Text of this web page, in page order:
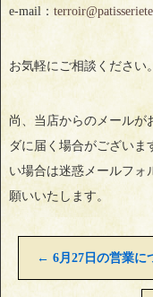
e-mail：
お気軽にご相談ください。
尚、当店からのメールが
ダに届く場合がございま
い場合は迷惑メールフォ
願いいたします。
← 6月27日の営業に